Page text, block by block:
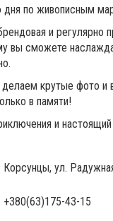
дня по живописным
и регулярно
вы сможете
крутые фото и
в памяти!
и
Корсунцы, ул.
+380(63)175-43-15